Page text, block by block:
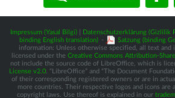
Impressum (Yasal Bilgi) Datenschutzerklärung (Gizlilik
binding English translation) - Satzung (binding
information: Unless otherwise specified, all text and
licensed under the Creative Commons Attribution-
not include the source code of LibreOffice, which is
License v2.0 . “LibreOffice” and “The Document
of their corresponding registered owners or are in
more countries. Their respective logos and icons are
copyright laws. Use thereof is explained in our